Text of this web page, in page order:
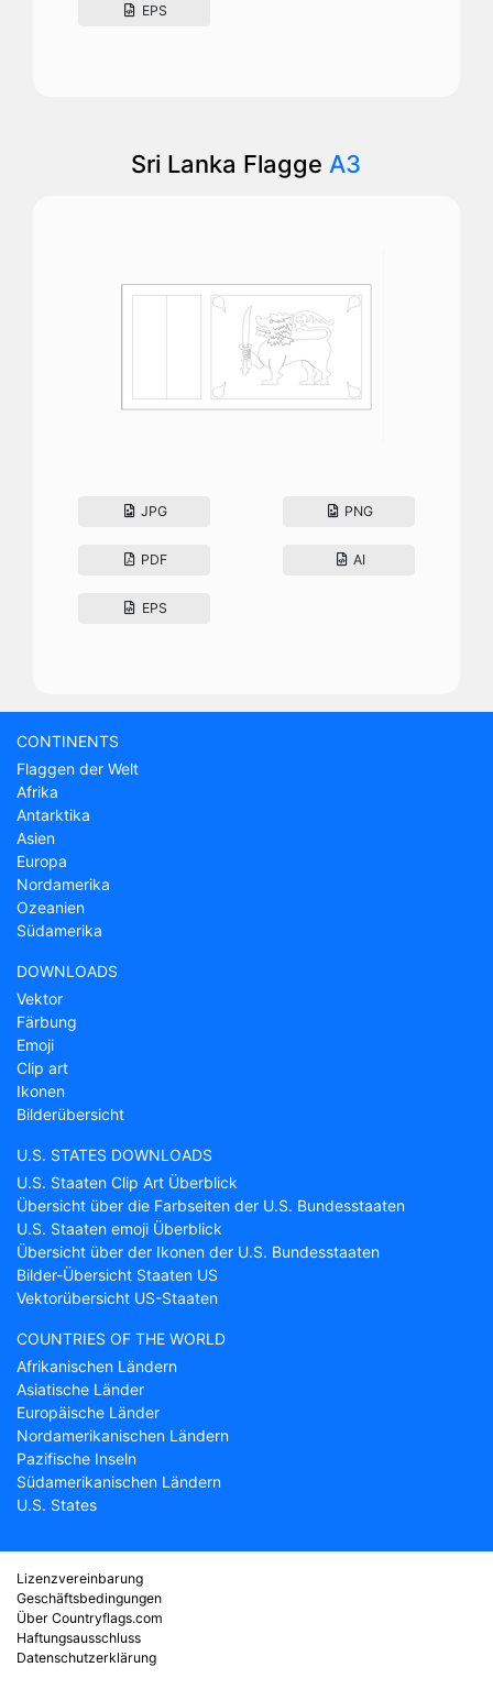
EPS
Sri Lanka Flagge A3
JPG PNG
PDF AI
EPS
CONTINENTS
Flaggen der Welt
Afrika
Antarktika
Asien
Europa
Nordamerika
Ozeanien
Südamerika
DOWNLOADS
Vektor
Färbung
Emoji
Clip art
Ikonen
Bilderübersicht
U.S. STATES DOWNLOADS
U.S. Staaten Clip Art Überblick
Übersicht über die Farbseiten der U.S. Bundesstaaten
U.S. Staaten emoji Überblick
Übersicht über der Ikonen der U.S. Bundesstaaten
Bilder-Übersicht Staaten US
Vektorübersicht US-Staaten
COUNTRIES OF THE WORLD
Afrikanischen Ländern
Asiatische Länder
Europäische Länder
Nordamerikanischen Ländern
Pazifische Inseln
Südamerikanischen Ländern
U.S. States
Lizenzvereinbarung
Geschäftsbedingungen
Über Countryflags.com
Haftungsausschluss
Datenschutzerklärung